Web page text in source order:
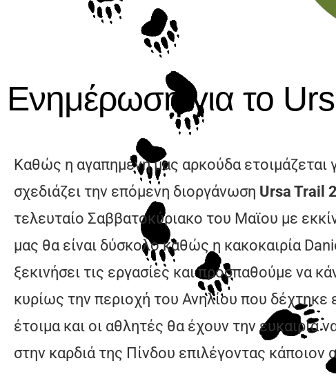
Ενημέρωση για το
Καθώς η αγαπημένη μας αρκούδα
σχεδιάζει την επόμενη διοργάνωση Ursa Trail
τελευταίο Σαββατοκύριακο του Μαϊου με
μας θα είναι δύσκολο καθώς η κακοκαιρία
ξεκινήσει τις εργασίες και προσπαθούμε να
κυρίως την περιοχή του Ανηλίου που δέχτηκε
έτοιμα και οι αθλητές θα έχουν την ευκαιρία
στην καρδιά της Πίνδου επιλέγοντας